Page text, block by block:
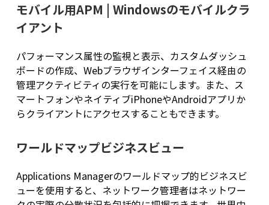
モバイル用APM | Windowsのモバイルクラ
イアント
パフォーマンス属性の監視と表示、カスタムダッシュ
ボードの作成、Webブラウザインターフェイス経由の
管理アクティビティの実行を可能にします。また、ス
マートフォンやネイティブiPhoneやAndroidアプリか
らクライアントにアクセスすることもできます。
ワールドマップビジネスビュー
Applications Managerのワールドマップ的ビジネスビ
ューを使用すると、ネットワーク管理者はネットワー